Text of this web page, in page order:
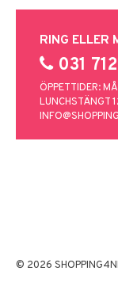
RING ELLER
031
ÖPPETTIDER:
LUNCHSTÄNGT
© 2026